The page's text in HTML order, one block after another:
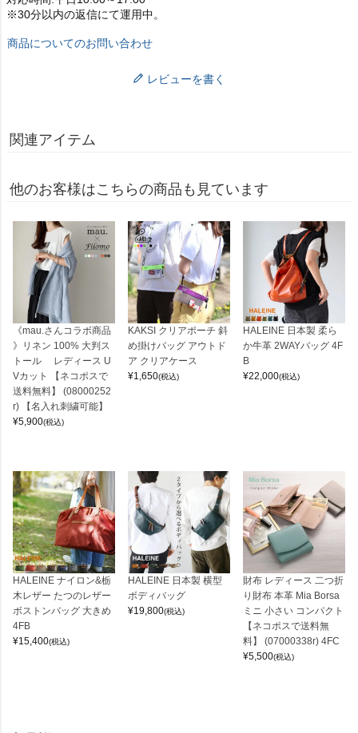
※30分以内の返信にて運用中。
商品についてのお問い合わせ
レビューを書く
関連アイテム
他のお客様はこちらの商品も見ています
《mau.さんコラボ商品
》リネン 100% 大判ス
トール レディース U
Vカット 【ネコポスで
送料無料】 (08000252
r) 【名入れ刺繍可能】
¥5,900(税込)
KAKSI クリアポーチ 斜
め掛けバッグ アウトド
ア クリアケース
¥1,650(税込)
HALEINE 日本製 柔ら
か牛革 2WAYバッグ 4F
B
¥22,000(税込)
HALEINE ナイロン&栃
木レザー たつのレザー
ボストンバッグ 大きめ
4FB
¥15,400(税込)
HALEINE 日本製 横型
ボディバッグ
¥19,800(税込)
財布 レディース 二つ折
り財布 本革 Mia Borsa
ミニ 小さい コンパクト
【ネコポスで送料無
料】 (07000338r) 4FC
¥5,500(税込)